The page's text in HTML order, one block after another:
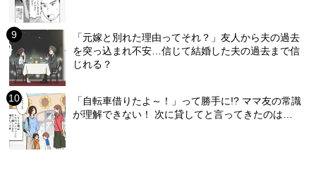
「元嫁と別れた理由ってそれ？」友人から夫の過去
を突っ込まれ不安…信じて結婚した夫の過去まで信
じれる？
「自転車借りたよ～！」って勝手に!? ママ友の常識
が理解できない！ 次に貸してと言ってきたのは…